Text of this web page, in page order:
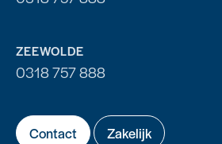
ZEEWOLDE
0318 757 888
Contact Zakelijk